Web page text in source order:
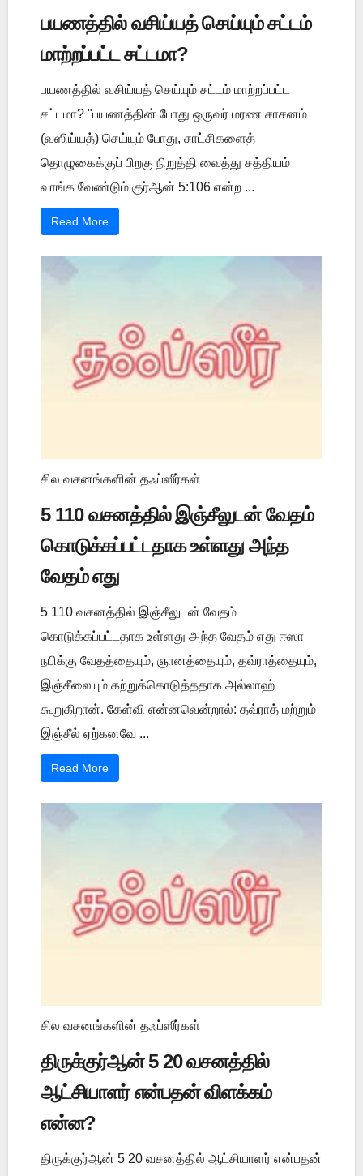
பயணத்தில் வசிய்யத் செய்யும் சட்டம்
மாற்றப்பட்ட சட்டமா?
பயணத்தில் வசிய்யத் செய்யும் சட்டம் மாற்றப்பட்ட
சட்டமா? "பயணத்தின் போது ஒருவர் மரண சாசனம்
(வஸிய்யத்) செய்யும் போது, சாட்சிகளைத்
தொழுகைக்குப் பிறகு நிறுத்தி வைத்து சத்தியம்
வாங்க வேண்டும் குர்ஆன் 5:106 என்ற ...
Read More
சில வசனங்களின் தஃப்ஸீர்கள்
5 110 வசனத்தில் இஞ்சீலுடன் வேதம்
கொடுக்கப்பட்டதாக உள்ளது அந்த
வேதம் எது
5 110 வசனத்தில் இஞ்சீலுடன் வேதம்
கொடுக்கப்பட்டதாக உள்ளது அந்த வேதம் எது ஈஸா
நபிக்கு வேதத்தையும், ஞானத்தையும், தவ்ராத்தையும்,
இஞ்சீலையும் கற்றுக்கொடுத்ததாக அல்லாஹ்
கூறுகிறான். கேள்வி என்னவென்றால்: தவ்ராத் மற்றும்
இஞ்சீல் ஏற்கனவே ...
Read More
சில வசனங்களின் தஃப்ஸீர்கள்
திருக்குர்ஆன் 5 20 வசனத்தில்
ஆட்சியாளர் என்பதன் விளக்கம்
என்ன?
திருக்குர்ஆன் 5 20 வசனத்தில் ஆட்சியாளர் என்பதன்